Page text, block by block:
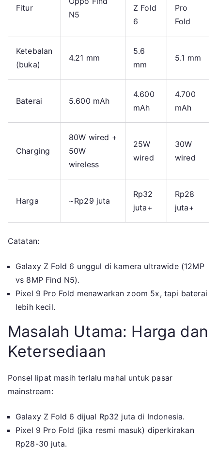
Fitur
N5
Z Fold
6
Pro
Fold
Ketebalan
(buka)
4.21 mm
5.6
mm
5.1 mm
Baterai 5.600 mAh
4.600
mAh
4.700
mAh
Charging
80W wired +
50W
wireless
25W
wired
30W
wired
Harga ~Rp29 juta
Rp32
juta+
Rp28
juta+
Catatan:
Galaxy Z Fold 6 unggul di kamera ultrawide (12MP
vs 8MP Find N5).
Pixel 9 Pro Fold menawarkan zoom 5x, tapi baterai
lebih kecil.
Masalah Utama: Harga dan
Ketersediaan
Ponsel lipat masih terlalu mahal untuk pasar
mainstream:
Galaxy Z Fold 6 dijual Rp32 juta di Indonesia.
Pixel 9 Pro Fold (jika resmi masuk) diperkirakan
Rp28-30 juta.